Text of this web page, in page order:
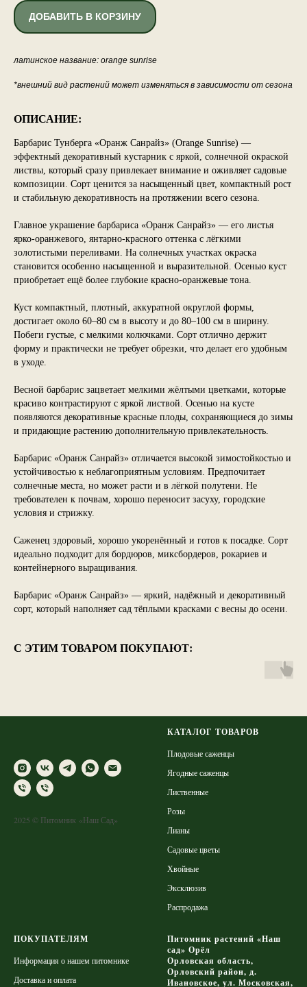
ДОБАВИТЬ В КОРЗИНУ
латинское название: orange sunrise
*внешний вид растений может изменяться в зависимости от сезона
ОПИСАНИЕ:
Барбарис Тунберга «Оранж Санрайз» (Orange Sunrise) —
эффектный декоративный кустарник с яркой, солнечной окраской
листвы, который сразу привлекает внимание и оживляет садовые
композиции. Сорт ценится за насыщенный цвет, компактный рост
и стабильную декоративность на протяжении всего сезона.
Главное украшение барбариса «Оранж Санрайз» — его листья
ярко-оранжевого, янтарно-красного оттенка с лёгкими
золотистыми переливами. На солнечных участках окраска
становится особенно насыщенной и выразительной. Осенью куст
приобретает ещё более глубокие красно-оранжевые тона.
Куст компактный, плотный, аккуратной округлой формы,
достигает около 60–80 см в высоту и до 80–100 см в ширину.
Побеги густые, с мелкими колючками. Сорт отлично держит
форму и практически не требует обрезки, что делает его удобным
в уходе.
Весной барбарис зацветает мелкими жёлтыми цветками, которые
красиво контрастируют с яркой листвой. Осенью на кусте
появляются декоративные красные плоды, сохраняющиеся до зимы
и придающие растению дополнительную привлекательность.
Барбарис «Оранж Санрайз» отличается высокой зимостойкостью и
устойчивостью к неблагоприятным условиям. Предпочитает
солнечные места, но может расти и в лёгкой полутени. Не
требователен к почвам, хорошо переносит засуху, городские
условия и стрижку.
Саженец здоровый, хорошо укоренённый и готов к посадке. Сорт
идеально подходит для бордюров, миксбордеров, рокариев и
контейнерного выращивания.
Барбарис «Оранж Санрайз» — яркий, надёжный и декоративный
сорт, который наполняет сад тёплыми красками с весны до осени.
С ЭТИМ ТОВАРОМ ПОКУПАЮТ:
2025 © Питомник «Наш Сад»
КАТАЛОГ ТОВАРОВ
Плодовые саженцы
Ягодные саженцы
Лиственные
Розы
Лианы
Садовые цветы
Хвойные
Эксклюзив
Распродажа
ПОКУПАТЕЛЯМ
Информация о нашем питомнике
Доставка и оплата
Питомник растений «Наш
сад» Орёл
Орловская область,
Орловский район, д.
Ивановское, ул. Московская,